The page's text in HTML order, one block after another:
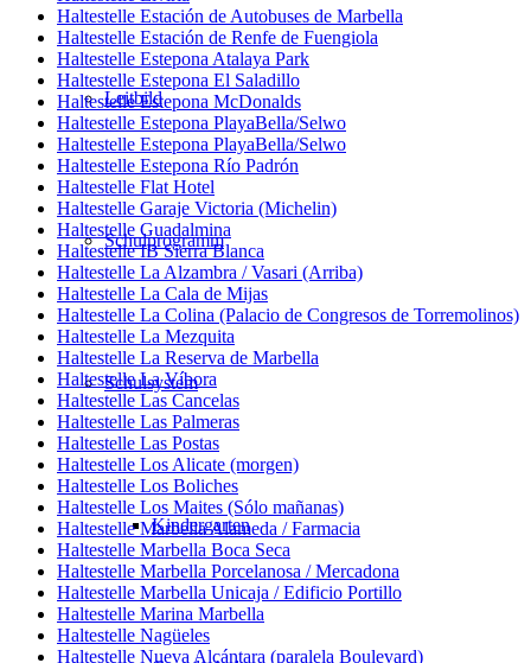
Leitbild
Schulprogramm
Schulsystem
Kindergarten
Haltestelle Estación de Autobuses de Marbella
Haltestelle Estación de Renfe de Fuengiola
Haltestelle Estepona Atalaya Park
Haltestelle Estepona El Saladillo
Haltestelle Estepona McDonalds
Haltestelle Estepona PlayaBella/Selwo
Haltestelle Estepona PlayaBella/Selwo
Haltestelle Estepona Río Padrón
Haltestelle Flat Hotel
Haltestelle Garaje Victoria (Michelin)
Haltestelle Guadalmina
Haltestelle IB Sierra Blanca
Haltestelle La Alzambra / Vasari (Arriba)
Haltestelle La Cala de Mijas
Haltestelle La Colina (Palacio de Congresos de Torremolinos)
Haltestelle La Mezquita
Haltestelle La Reserva de Marbella
Haltestelle La Víbora
Haltestelle Las Cancelas
Haltestelle Las Palmeras
Haltestelle Las Postas
Haltestelle Los Alicate (morgen)
Haltestelle Los Boliches
Haltestelle Los Maites (Sólo mañanas)
Haltestelle Marbella Alameda / Farmacia
Haltestelle Marbella Boca Seca
Haltestelle Marbella Porcelanosa / Mercadona
Haltestelle Marbella Unicaja / Edificio Portillo
Haltestelle Marina Marbella
Haltestelle Nagüeles
Haltestelle Nueva Alcántara (paralela Boulevard)